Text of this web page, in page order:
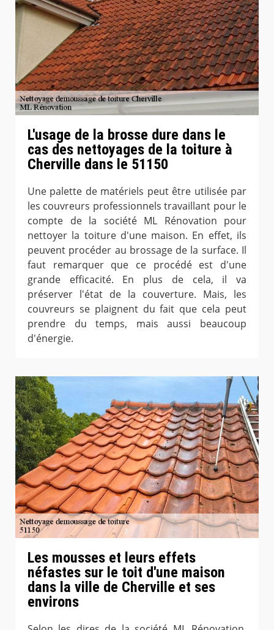
L'usage de la brosse dure dans le
cas des nettoyages de la toiture à
Cherville dans le 51150
Une palette de matériels peut être utilisée par
les couvreurs professionnels travaillant pour le
compte de la société ML Rénovation pour
nettoyer la toiture d'une maison. En effet, ils
peuvent procéder au brossage de la surface. Il
faut remarquer que ce procédé est d'une
grande efficacité. En plus de cela, il va
préserver l'état de la couverture. Mais, les
couvreurs se plaignent du fait que cela peut
prendre du temps, mais aussi beaucoup
d'énergie.
Les mousses et leurs effets
néfastes sur le toit d'une maison
dans la ville de Cherville et ses
environs